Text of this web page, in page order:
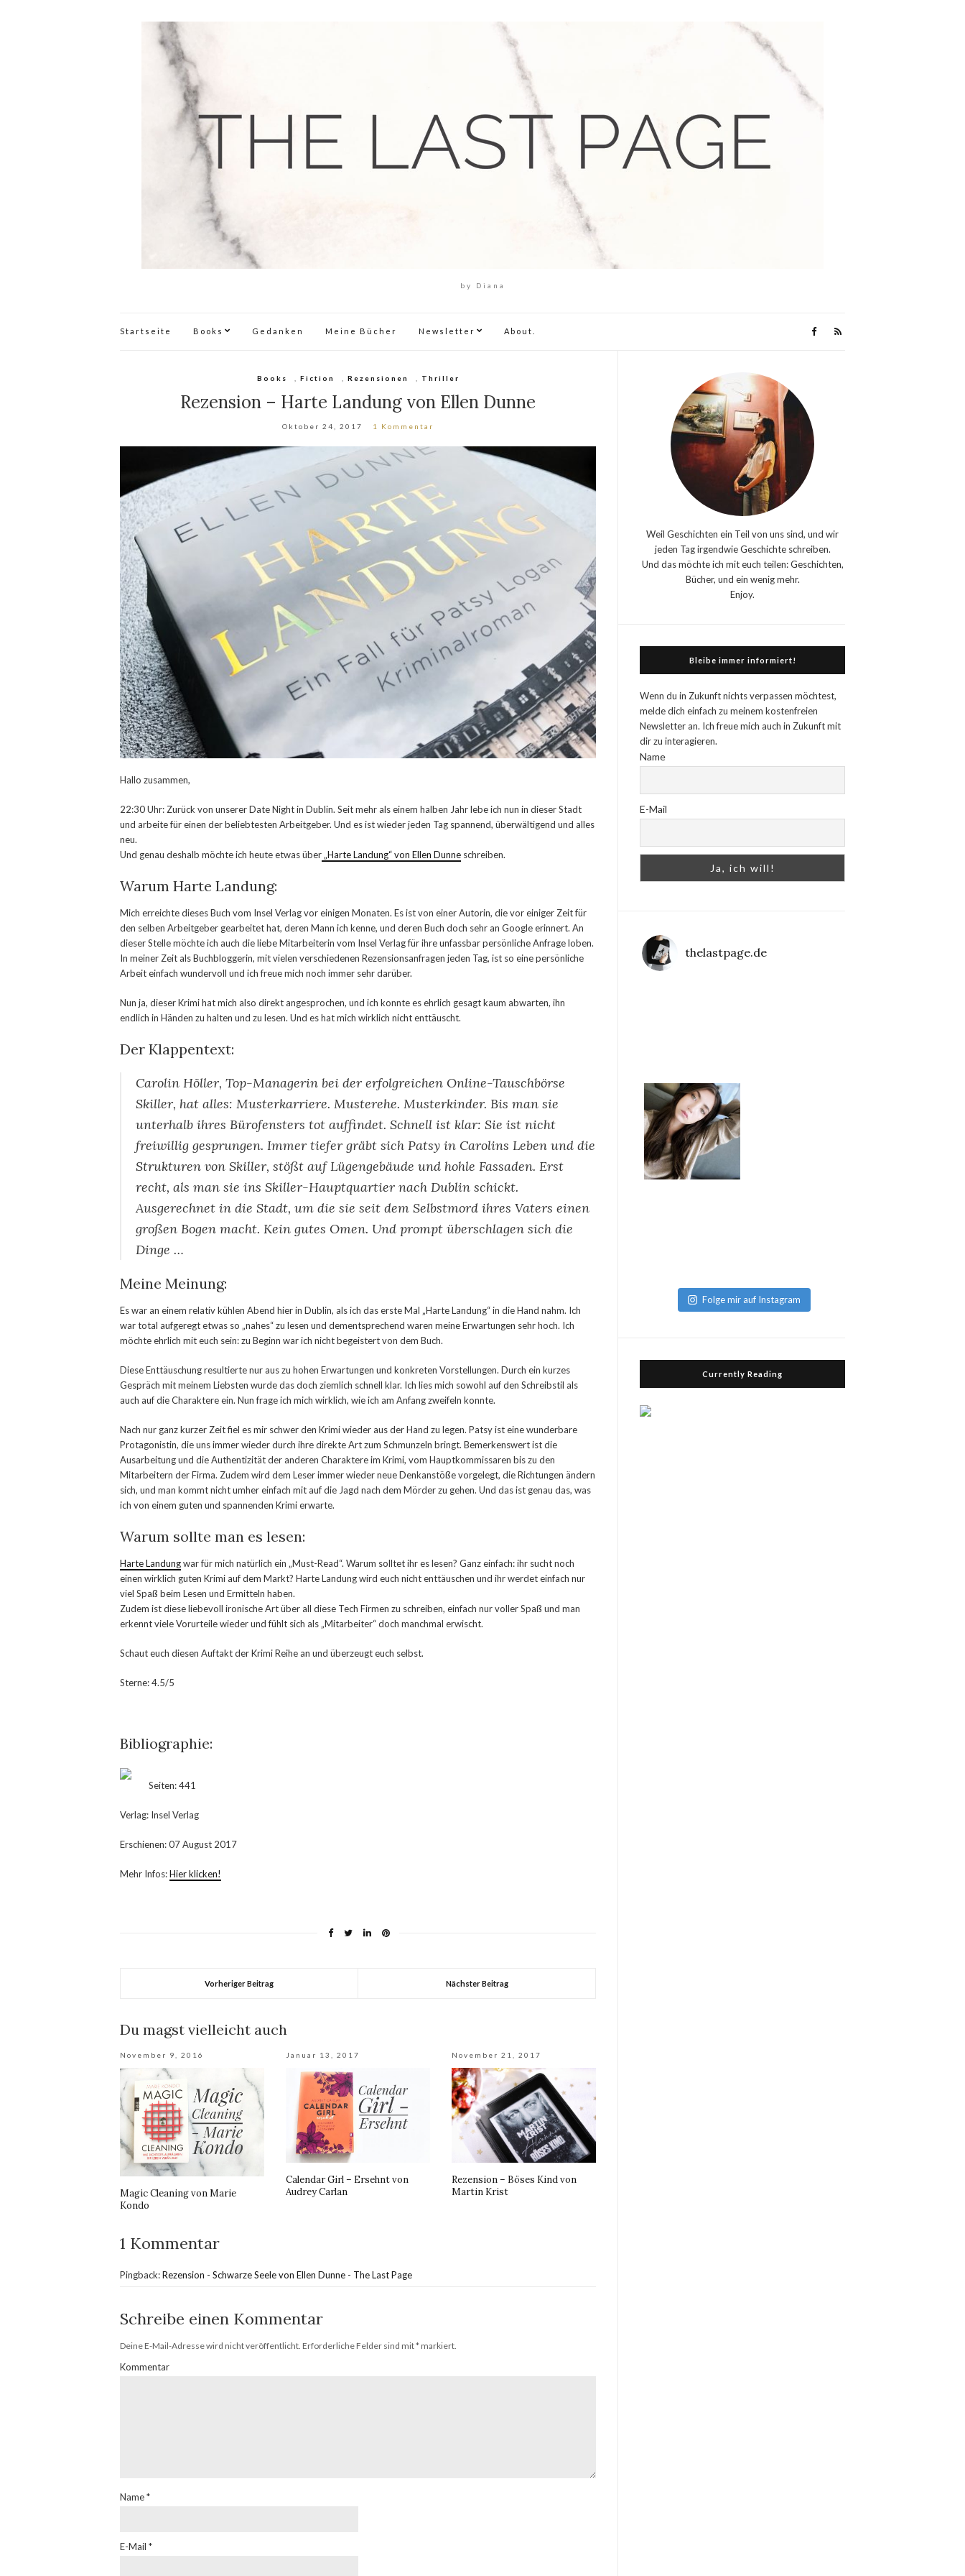
by Diana
Startseite Books Gedanken Meine Bücher Newsletter About.
Books Fiction Rezensionen Thriller
Rezension – Harte Landung von Ellen Dunne
Oktober 24, 2017 1 Kommentar
Hallo zusammen,
22:30 Uhr: Zurück von unserer Date Night in Dublin. Seit mehr als einem halben Jahr lebe ich nun in dieser Stadt
und arbeite für einen der beliebtesten Arbeitgeber. Und es ist wieder jeden Tag spannend, überwältigend und alles
neu.
Und genau deshalb möchte ich heute etwas über „Harte Landung“ von Ellen Dunne schreiben.
Warum Harte Landung:
Mich erreichte dieses Buch vom Insel Verlag vor einigen Monaten. Es ist von einer Autorin, die vor einiger Zeit für
den selben Arbeitgeber gearbeitet hat, deren Mann ich kenne, und deren Buch doch sehr an Google erinnert. An
dieser Stelle möchte ich auch die liebe Mitarbeiterin vom Insel Verlag für ihre unfassbar persönliche Anfrage loben.
In meiner Zeit als Buchbloggerin, mit vielen verschiedenen Rezensionsanfragen jeden Tag, ist so eine persönliche
Arbeit einfach wundervoll und ich freue mich noch immer sehr darüber.
Nun ja, dieser Krimi hat mich also direkt angesprochen, und ich konnte es ehrlich gesagt kaum abwarten, ihn
endlich in Händen zu halten und zu lesen. Und es hat mich wirklich nicht enttäuscht.
Der Klappentext:
Carolin Höller, Top-Managerin bei der erfolgreichen Online-Tauschbörse
Skiller, hat alles: Musterkarriere. Musterehe. Musterkinder. Bis man sie
unterhalb ihres Bürofensters tot auffindet. Schnell ist klar: Sie ist nicht
freiwillig gesprungen. Immer tiefer gräbt sich Patsy in Carolins Leben und die
Strukturen von Skiller, stößt auf Lügengebäude und hohle Fassaden. Erst
recht, als man sie ins Skiller-Hauptquartier nach Dublin schickt.
Ausgerechnet in die Stadt, um die sie seit dem Selbstmord ihres Vaters einen
großen Bogen macht. Kein gutes Omen. Und prompt überschlagen sich die
Dinge …
Meine Meinung:
Es war an einem relativ kühlen Abend hier in Dublin, als ich das erste Mal „Harte Landung“ in die Hand nahm. Ich
war total aufgeregt etwas so „nahes“ zu lesen und dementsprechend waren meine Erwartungen sehr hoch. Ich
möchte ehrlich mit euch sein: zu Beginn war ich nicht begeistert von dem Buch.
Diese Enttäuschung resultierte nur aus zu hohen Erwartungen und konkreten Vorstellungen. Durch ein kurzes
Gespräch mit meinem Liebsten wurde das doch ziemlich schnell klar. Ich lies mich sowohl auf den Schreibstil als
auch auf die Charaktere ein. Nun frage ich mich wirklich, wie ich am Anfang zweifeln konnte.
Nach nur ganz kurzer Zeit fiel es mir schwer den Krimi wieder aus der Hand zu legen. Patsy ist eine wunderbare
Protagonistin, die uns immer wieder durch ihre direkte Art zum Schmunzeln bringt. Bemerkenswert ist die
Ausarbeitung und die Authentizität der anderen Charaktere im Krimi, vom Hauptkommissaren bis zu den
Mitarbeitern der Firma. Zudem wird dem Leser immer wieder neue Denkanstöße vorgelegt, die Richtungen ändern
sich, und man kommt nicht umher einfach mit auf die Jagd nach dem Mörder zu gehen. Und das ist genau das, was
ich von einem guten und spannenden Krimi erwarte.
Warum sollte man es lesen:
Harte Landungwar für mich natürlich ein „Must-Read“. Warum solltet ihr es lesen? Ganz einfach: ihr sucht noch
einen wirklich guten Krimi auf dem Markt? Harte Landung wird euch nicht enttäuschen und ihr werdet einfach nur
viel Spaß beim Lesen und Ermitteln haben.
Zudem ist diese liebevoll ironische Art über all diese Tech Firmen zu schreiben, einfach nur voller Spaß und man
erkennt viele Vorurteile wieder und fühlt sich als „Mitarbeiter“ doch manchmal erwischt.
Schaut euch diesen Auftakt der Krimi Reihe an und überzeugt euch selbst.
Sterne: 4.5/5
Bibliographie:
Seiten: 441
Verlag: Insel Verlag
Erschienen: 07 August 2017
Mehr Infos:Hier klicken!
Vorheriger Beitrag Nächster Beitrag
Du magst vielleicht auch
November 9, 2016
Magic Cleaning von Marie
Kondo
Januar 13, 2017
Calendar Girl – Ersehnt von
Audrey Carlan
November 21, 2017
Rezension – Böses Kind von
Martin Krist
1 Kommentar
Pingback:Rezension - Schwarze Seele von Ellen Dunne - The Last Page
Schreibe einen Kommentar
Deine E-Mail-Adresse wird nicht veröffentlicht. Erforderliche Felder sind mit*markiert.
Kommentar
Name*
E-Mail *
Weil Geschichten ein Teil von uns sind, und wir
jeden Tag irgendwie Geschichte schreiben.
Und das möchte ich mit euch teilen: Geschichten,
Bücher, und ein wenig mehr.
Enjoy.
Bleibe immer informiert!
Wenn du in Zukunft nichts verpassen möchtest,
melde dich einfach zu meinem kostenfreien
Newsletter an. Ich freue mich auch in Zukunft mit
dir zu interagieren.
Name
E-Mail
thelastpage.de
Folge mir auf Instagram
Currently Reading